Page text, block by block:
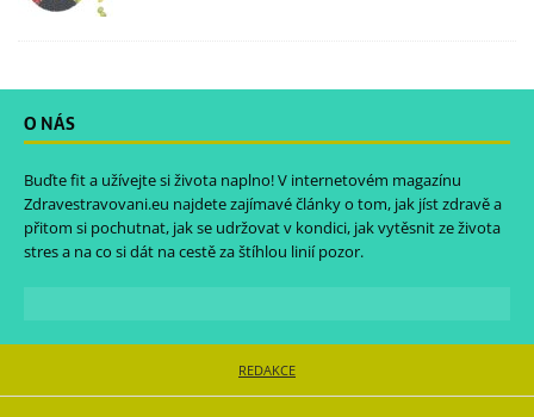
O NÁS
Buďte fit a užívejte si života naplno! V internetovém magazínu
Zdravestravovani.eu najdete zajímavé články o tom, jak jíst zdravě a
přitom si pochutnat, jak se udržovat v kondici, jak vytěsnit ze života
stres a na co si dát na cestě za štíhlou linií pozor.
REDAKCE